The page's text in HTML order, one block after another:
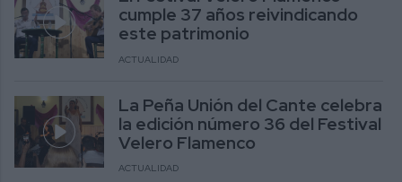
cumple 37 años reivindicando
este patrimonio
ACTUALIDAD
La Peña Unión del Cante celebra
la edición número 36 del Festival
Velero Flamenco
ACTUALIDAD